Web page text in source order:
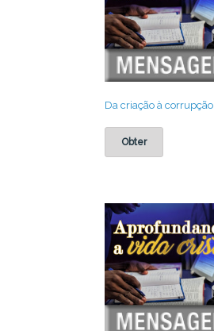
Da criação à corrupção
Obter